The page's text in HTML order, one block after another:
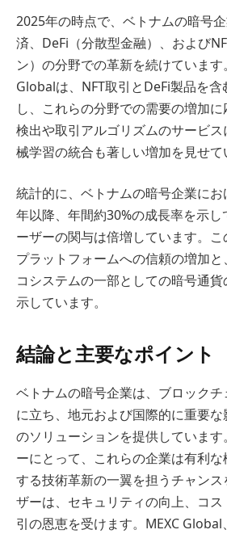
2025年の時点で、ベトナムの暗号
済、DeFi（分散型金融）、および
ン）の分野での革新を続けています
Globalは、NFT取引とDeFi製品を
し、これらの分野での需要の増加
検出や取引アルゴリズムのサービ
械学習の統合も著しい増加を見せて
統計的に、ベトナムの暗号企業に
年以降、年間約30%の成長率を示
ーザーの関与は倍増しています。
プラットフォームへの信頼の増加
コシステムの一部としての暗号通
示しています。
結論と主要なポイント
ベトナムの暗号企業は、ブロック
に立ち、地元および国際的に重要
のソリューションを提供していま
ーにとって、これらの企業は有利
する技術革新の一翼を担うチャン
ザーは、セキュリティの向上、コ
引の恩恵を受けます。MEXC